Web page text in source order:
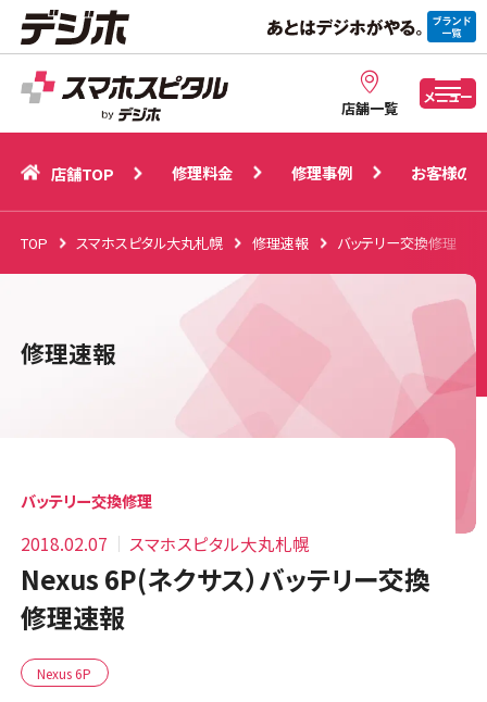
店舗一覧
メニュー
店舗TOP 修理事例 お客様の声
店舗TOP 修理料金 修理事例 お客様の声
TOP スマホスピタル大丸札幌 修理速報 バッテリー交換修理
修理速報
バッテリー交換修理
2018.02.07 スマホスピタル大丸札幌
Nexus 6P(ネクサス）バッテリー交換
修理速報
Nexus 6P